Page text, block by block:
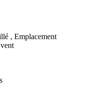
, Emplacement